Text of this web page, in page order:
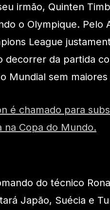
irmão, Quinten
o Olympique. Pelo
League
decorrer da partida
Mundial sem
é chamado para
na Copa do Mundo.
do técnico
Japão, Suécia e